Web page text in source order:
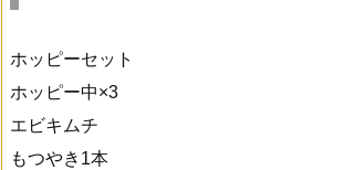
ホッピーセット
ホッピー中×3
エビキムチ
もつやき1本